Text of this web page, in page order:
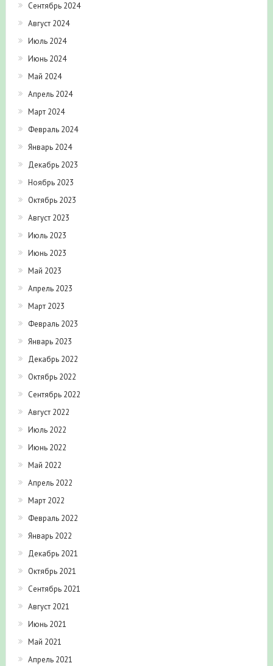
Сентябрь 2024
Август 2024
Июль 2024
Июнь 2024
Май 2024
Апрель 2024
Март 2024
Февраль 2024
Январь 2024
Декабрь 2023
Ноябрь 2023
Октябрь 2023
Август 2023
Июль 2023
Июнь 2023
Май 2023
Апрель 2023
Март 2023
Февраль 2023
Январь 2023
Декабрь 2022
Октябрь 2022
Сентябрь 2022
Август 2022
Июль 2022
Июнь 2022
Май 2022
Апрель 2022
Март 2022
Февраль 2022
Январь 2022
Декабрь 2021
Октябрь 2021
Сентябрь 2021
Август 2021
Июнь 2021
Май 2021
Апрель 2021